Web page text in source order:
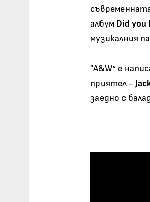
албум Did
музикалния
"A&W“ е
приятел -
заедно с